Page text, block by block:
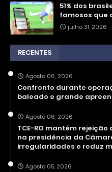
51% dos
famosos que
julho 31, 2026
RECENTES
Agosto 06, 2026
Confronto durante
baleado e grande
Agosto 06, 2026
TCE-RO mantém
na presidência da
irregularidades e reduz
Agosto 05, 2026